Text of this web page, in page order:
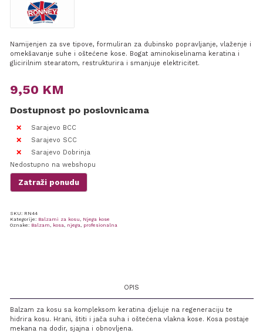
Namijenjen za sve tipove, formuliran za dubinsko popravljanje, vlaženje i
omekšavanje suhe i oštećene kose. Bogat aminokiselinama keratina i
glicirilnim stearatom, restrukturira i smanjuje elektricitet.
9,50 KM
Dostupnost po poslovnicama
Sarajevo BCC
Sarajevo SCC
Sarajevo Dobrinja
Nedostupno na webshopu
Zatraži ponudu
SKU: RN44
Kategorije: Balzami za kosu, Njega kose
Oznake: Balzam, kosa, njega, profesionalna
OPIS
Balzam za kosu sa kompleksom keratina djeluje na regeneraciju te
hidrira kosu. Hrani, štiti i jača suha i oštećena vlakna kose. Kosa postaje
mekana na dodir, sjajna i obnovljena.